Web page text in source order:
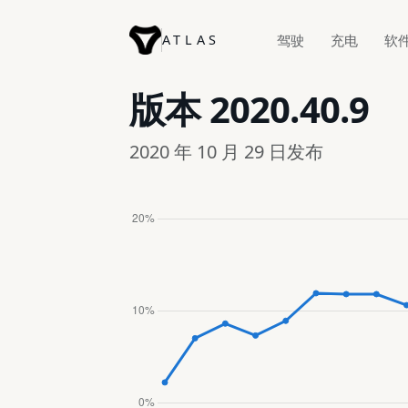
ATLAS 驾驶 充电 软
版本2020.40.9
2020 年 10 月 29 日发布